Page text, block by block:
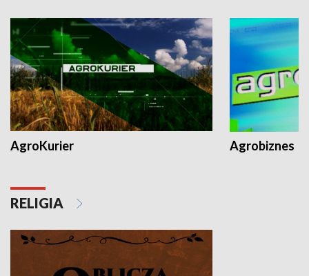
AgroKurier Agrobiznes
RELIGIA